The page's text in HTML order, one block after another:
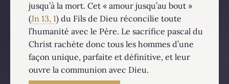
jusqu’à la mort. Cet « amour jusqu’au bout »
(Jn 13, 1) du Fils de Dieu réconcilie toute
l’humanité avec le Père. Le sacrifice pascal du
Christ rachète donc tous les hommes d’une
façon unique, parfaite et définitive, et leur
ouvre la communion avec Dieu.